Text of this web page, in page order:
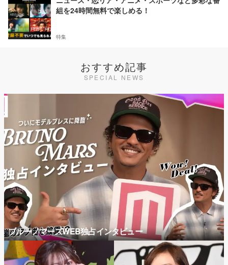
組を24時間無料で楽しめる！
特集
おすすめ記事
SPECIAL NEWS
ブルーノマーズWEB独占インタビュー